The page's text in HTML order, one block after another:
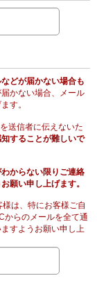
どが届かない場合も
かない場合、メール
す。
送信者に伝えないた
することが難しいで
からない限りご連絡
願い申し上げます。
は、特にお客様ご自
からのメールを全て通
すようお願い申し上